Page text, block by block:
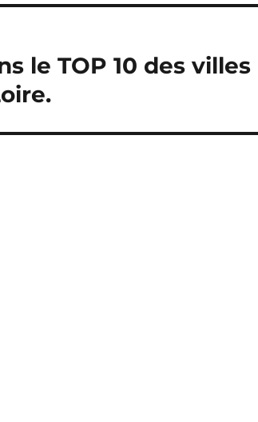
le TOP 10 des